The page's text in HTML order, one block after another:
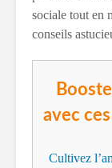
sociale tout en
conseils
avec
Cultivez